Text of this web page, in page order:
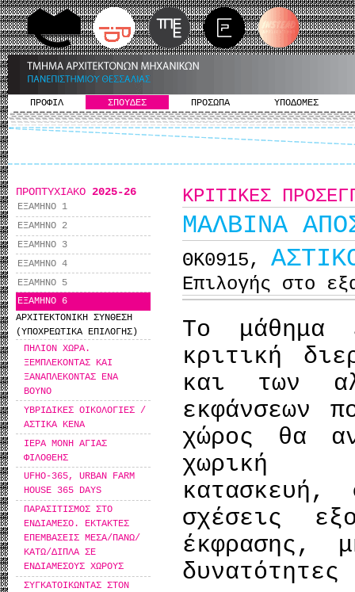
ΠΡΟΦΙΛ ΣΠΟΥΔΕΣ ΠΡΟΣΩΠΑ ΥΠΟΔΟΜΕΣ
ΠΡΟΠΤΥΧΙΑΚΟ 2025-26
ΕΞΑΜΗΝΟ 1
ΕΞΑΜΗΝΟ 2
ΕΞΑΜΗΝΟ 3
ΕΞΑΜΗΝΟ 4
ΕΞΑΜΗΝΟ 5
ΕΞΑΜΗΝΟ 6
ΑΡΧΙΤΕΚΤΟΝΙΚΗ ΣΥΝΘΕΣΗ
(ΥΠΟΧΡΕΩΤΙΚΑ ΕΠΙΛΟΓΗΣ)
ΠΗΛΙΟΝ ΧΩΡΑ.
ΞΕΜΠΛΕΚΟΝΤΑΣ ΚΑΙ
ΞΑΝΑΠΛΕΚΟΝΤΑΣ ΕΝΑ
ΒΟΥΝΟ
ΥΒΡΙΔΙΚΕΣ ΟΙΚΟΛΟΓΙΕΣ /
ΑΣΤΙΚΑ ΚΕΝΑ
ΙΕΡΑ ΜΟΝΗ ΑΓΙΑΣ
ΦΙΛΟΘΕΗΣ
UFHO-365, URBAN FARM
HOUSE 365 DAYS
ΠΑΡΑΣΙΤΙΣΜΟΣ ΣΤΟ
ΕΝΔΙΑΜΕΣΟ. ΕΚΤΑΚΤΕΣ
ΕΠΕΜΒΑΣΕΙΣ ΜΕΣΑ/ΠΑΝΩ/
ΚΑΤΩ/ΔΙΠΛΑ ΣΕ
ΕΝΔΙΑΜΕΣΟΥΣ ΧΩΡΟΥΣ
ΣΥΓΚΑΤΟΙΚΩΝΤΑΣ ΣΤΟΝ
ΚΡΙΤΙΚΕΣ
ΜΑΛΒΙΝΑ
ΘΚ0915,
Επιλογής στο
Το μάθημα
κριτική
και των
εκφάνσεων
χώρος θα
χωρική
κατασκευή,
σχέσεις
έκφρασης,